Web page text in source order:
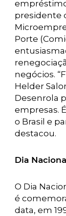
presidente
Porte
negócios.
Helder
Desenrola
empresas.
o Brasil e
destacou.
Dia
O Dia
é
data, em